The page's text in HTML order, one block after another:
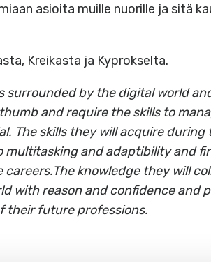
asioita muille nuorille ja sitä
Kreikasta ja Kyprokselta.
surrounded by the digital world
and require the skills to
The skills they will acquire during
multitasking andadaptibilityand
careers.Theknowledge they will
with reason and confidence and
their future professions.